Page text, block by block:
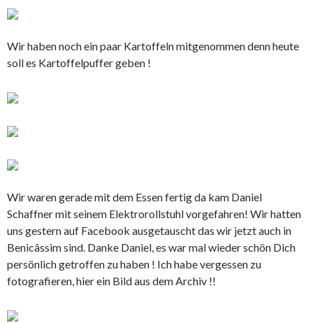
Wir haben noch ein paar Kartoffeln mitgenommen denn heute
soll es Kartoffelpuffer geben !
Wir waren gerade mit dem Essen fertig da kam Daniel
Schaffner mit seinem Elektrorollstuhl vorgefahren! Wir hatten
uns gestern auf Facebook ausgetauscht das wir jetzt auch in
Benicâssim sind. Danke Daniel, es war mal wieder schön Dich
persönlich getroffen zu haben ! Ich habe vergessen zu
fotografieren, hier ein Bild aus dem Archiv !!